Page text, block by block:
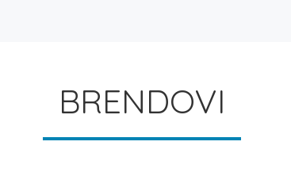
BRENDOVI